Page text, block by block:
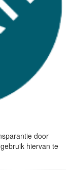
door
hiervan te